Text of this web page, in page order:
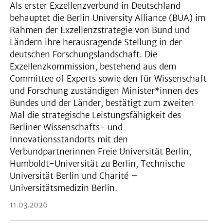
Als erster Exzellenzverbund in Deutschland
behauptet die Berlin University Alliance (BUA) im
Rahmen der Exzellenzstrategie von Bund und
Ländern ihre herausragende Stellung in der
deutschen Forschungslandschaft. Die
Exzellenzkommission, bestehend aus dem
Committee of Experts sowie den für Wissenschaft
und Forschung zuständigen Minister*innen des
Bundes und der Länder, bestätigt zum zweiten
Mal die strategische Leistungsfähigkeit des
Berliner Wissenschafts- und
Innovationsstandorts mit den
Verbundpartnerinnen Freie Universität Berlin,
Humboldt-Universität zu Berlin, Technische
Universität Berlin und Charité –
Universitätsmedizin Berlin.
11.03.2026